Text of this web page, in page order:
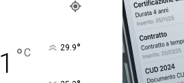
°C 29.9°